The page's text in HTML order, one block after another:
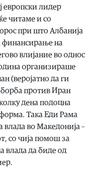
европски лидер
читаме и со
при што Албанија
финансирање на
влијание во однос
организираше
(веројатно да ги
борба против Иран
дена подоцна
Така Еди Рама
во Македонија –
со чија помош за
влада да биде од